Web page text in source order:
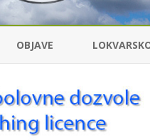
OBJAVE
ŠARANSKI